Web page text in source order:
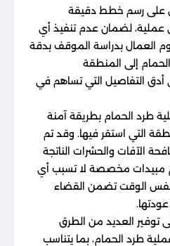
على رسم خطط دقيقة
لضمان عدم تنفيذ أي
العمال بدراسة الموقف بدقة
إلى المنطقة
أدق التفاصيل التي تساهم في
طرد الحمام بطريقة آمنة
التي استقر فيها. وقد تم
الآفات والحشرات الناتجة
مبيدات مخصصة لا تسبب أي
نفس الوقت تضمن القضاء
توفير العديد من الطرق
طرد الحمام، بما يتناسب